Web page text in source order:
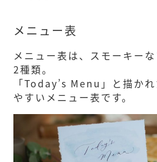
メニュー表
メニュー表は、スモーキー
2種類。
「Today’s Menu」と描か
やすいメニュー表です。